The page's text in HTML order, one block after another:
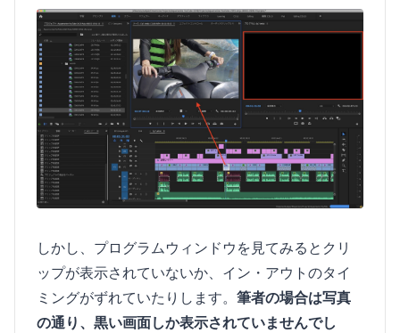
しかし、プログラムウィンドウを見てみるとクリ
ップが表示されていないか、イン・アウトのタイ
ミングがずれていたりします。 筆者の場合は写真
の通り、黒い画面しか表示されていませんでし